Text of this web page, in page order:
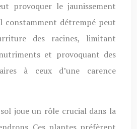
provoquer le jaunissement
constamment détrempé peut
des racines, limitant
et provoquant des
à ceux d’une carence
joue un rôle crucial dans la